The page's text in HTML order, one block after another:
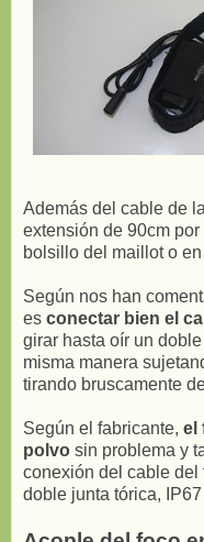
Además del cable de
extensión de 90cm
bolsillo del maillot o
Según nos han
es conectar bien el
girar hasta oír un
misma manera
tirando bruscamente
Según el fabricante, el
polvo sin problema y
conexión del cable del
doble junta tórica,